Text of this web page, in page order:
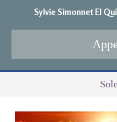
Sylvie Simonnet EI